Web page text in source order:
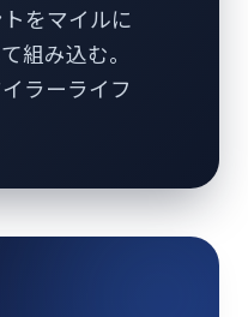
をマイルに
組み込む。
ラーライフ